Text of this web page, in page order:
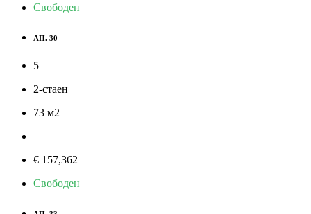
Свободен
АП. 30
5
2-стаен
73 м2
€ 157,362
Свободен